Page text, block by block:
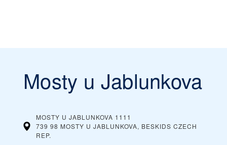
Mosty u Jablunkova
MOSTY U JABLUNKOVA 1111
739 98 MOSTY U JABLUNKOVA, BESKIDS CZECH
REP.